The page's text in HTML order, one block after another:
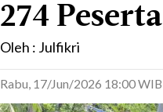
274 Peserta
Oleh : Julfikri
Rabu, 17/Jun/2026 18:00 WIB